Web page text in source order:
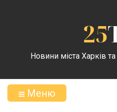
25
Новини міста Харків та
Меню